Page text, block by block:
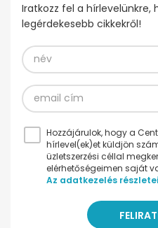
Iratkozz fel a hírlevelünkre,
legérdekesebb cikkekről!
Hozzájárulok, hogy a
hírlevel(ek)et küldjön
üzletszerzési céllal
elérhetőségeimen saját
Az adatkezelés részletei